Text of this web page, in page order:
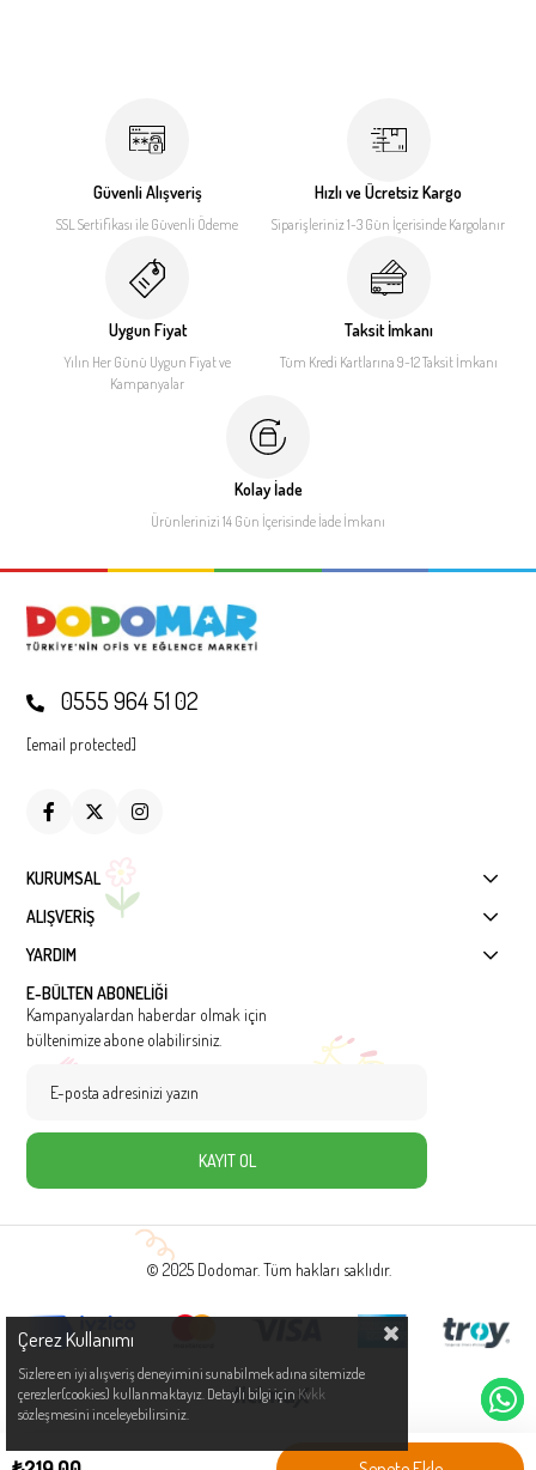
Güvenli Alışveriş
SSL Sertifikası ile Güvenli Ödeme
Hızlı ve Ücretsiz Kargo
Siparişleriniz 1-3 Gün İçerisinde Kargolanır
Uygun Fiyat
Yılın Her Günü Uygun Fiyatve
Kampanyalar
Taksit İmkanı
Tüm Kredi Kartlarına 9-12Taksit İmkanı
Kolay İade
Ürünlerinizi 14 Gün İçerisinde İade İmkanı
0555 964 51 02
[email protected]
KURUMSAL
ALIŞVERİŞ
YARDIM
E-BÜLTEN ABONELİĞİ
Kampanyalardan haberdar olmak için
bültenimize abone olabilirsiniz.
KAYIT OL
© 2025 Dodomar. Tüm hakları saklıdır.
Çerez Kullanımı
Sizlere en iyi alışveriş deneyimini sunabilmek adına sitemizde
çerezler(cookies) kullanmaktayız. Detaylı bilgi için Kvkk
sözleşmesini inceleyebilirsiniz.